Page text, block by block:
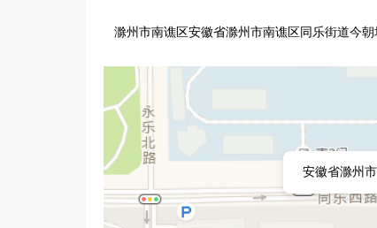
滁州市南谯区安徽省滁州市南谯区同乐街道今
安徽省滁州